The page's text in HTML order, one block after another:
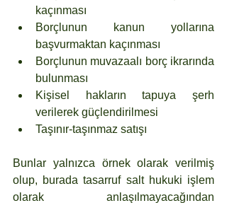
kaçınması
Borçlunun kanun yollarına
başvurmaktan kaçınması
Borçlunun muvazaalı borç ikrarında
bulunması
Kişisel hakların tapuya şerh
verilerek güçlendirilmesi
Taşınır-taşınmaz satışı
Bunlar yalnızca örnek olarak verilmiş
olup, burada tasarruf salt hukuki işlem
olarak anlaşılmayacağından